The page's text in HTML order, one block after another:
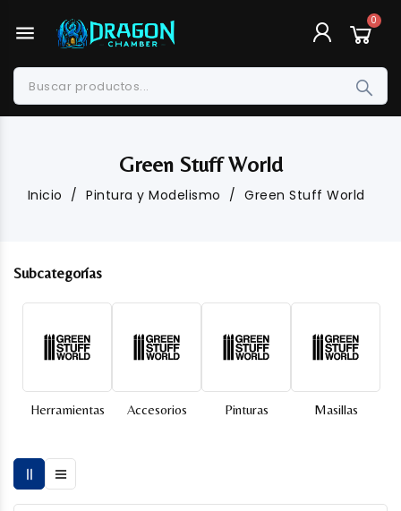
menu
Green Stuff World
Inicio Pintura y Modelismo Green Stuff World
Subcategorías
Herramientas Accesorios Pinturas Masillas